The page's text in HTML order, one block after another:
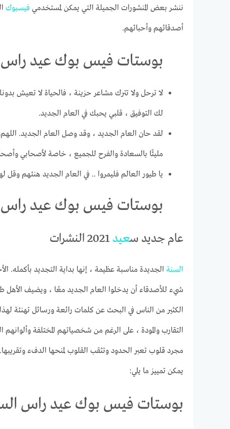
ننشر بعض المنشورات الجميلة التي يمكن لمستخدمي فيسبوك
أصدقائهم وأحبائهم.
بوستات فيس بوك عيد راس
لا ترحل ولا تترك مشاعر حزينة ، فالحياة لا تعيش
لك التوفيق ، قلبي يحبك في العام الجديد.
لقد حان العام الجديد ، وقد وصل العام الجديد.
مليئًا بالسعادة والفرح للجميع ، خاصة لأصحابي
يا طيور العالم فليمروا .. في العام الجديد هنئهم
بوستات فيس بوك عيد راس
عام جديد سعيد
السنة الجديدة مناسبة عظيمة ، إنها بداية التجديد بأكمله.
شيء للأصدقاء أن يدخلوا العام الجديد معًا ، ويضيف الأهل
الكثير من الناس في البحث عن كلمات رائعة ورسائل تهنئة
التقارب والمودة ، على الرغم من شخصياتهم المختلفة
مجرد قلوب تعبر الحدود وتثقب القلوب لمنحها الدفء
يمكن تمييز ما يلي:
بوستات فيس بوك عيد راس السنة